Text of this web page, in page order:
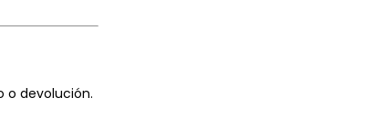
o devolución.